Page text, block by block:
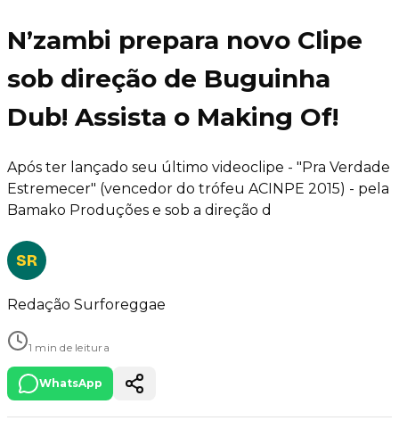
N’zambi prepara novo Clipe
sob direção de Buguinha
Dub! Assista o Making Of!
Após ter lançado seu último videoclipe - "Pra Verdade
Estremecer" (vencedor do trófeu ACINPE 2015) - pela
Bamako Produções e sob a direção d
SR
Redação Surforeggae
1 min de leitura
WhatsApp